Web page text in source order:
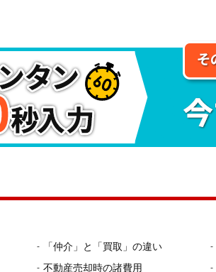
「仲介」と「買取」の違い
不動産売却時の諸費用